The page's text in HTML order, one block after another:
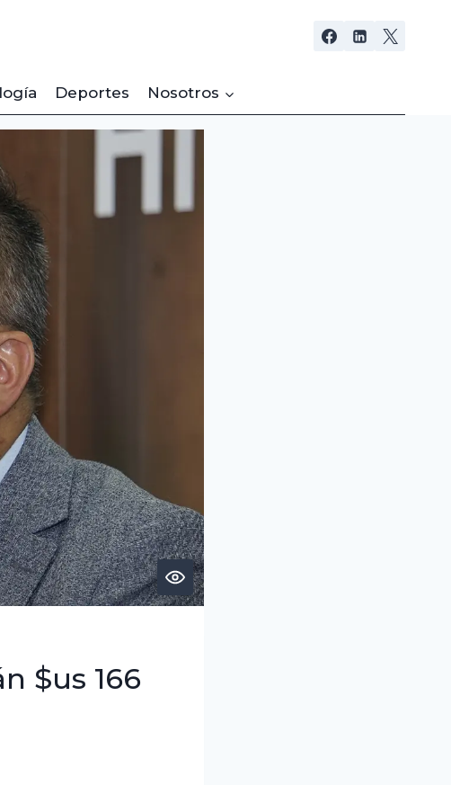
Deportes Nosotros
$us 166